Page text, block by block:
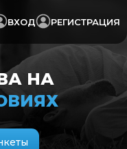
ВХОД РЕГИСТРАЦИЯ
НА